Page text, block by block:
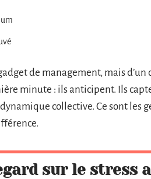
de management, mais
minute : ils anticipent. Ils
collective. Ce sont les
sur le stress